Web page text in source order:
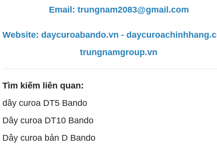
Email: trungnam2083@gmail.com
Website: daycuroabando.vn -
trungnamgroup.vn
Tìm kiếm liên quan:
dây curoa DT5 Bando
Dây curoa DT10 Bando
Dây curoa bản D Bando